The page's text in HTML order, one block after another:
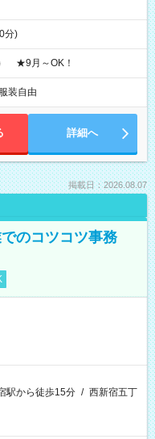
分)
★9月～OK！
服装自由
詳細へ
掲載日：2026.08.07
のコツコツ事務
駅から徒歩15分 / 西新宿五丁